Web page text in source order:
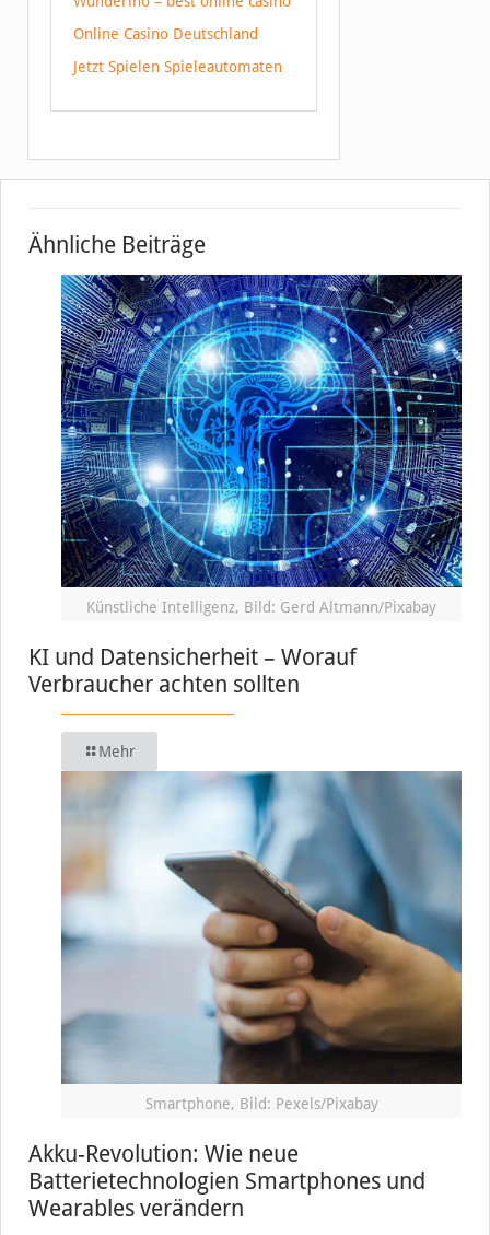
Online Casino Deutschland
Jetzt Spielen Spieleautomaten
Ähnliche Beiträge
Künstliche Intelligenz, Bild: Gerd Altmann/Pixabay
KI und Datensicherheit – Worauf
Verbraucher achten sollten
Mehr
Smartphone, Bild: Pexels/Pixabay
Akku-Revolution: Wie neue
Batterietechnologien Smartphones und
Wearables verändern